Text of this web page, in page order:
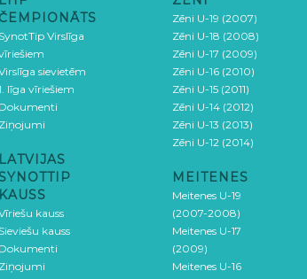
SynotTip Virslīga
sievietēm
līga vīriešiem
Dokumenti
Ziņojumi
LATVIJAS
SYNOTTIP
KAUSS
kauss
Sieviešu kauss
Dokumenti
Ziņojumi
Zēni U-19 (2007)
Zēni U-18 (2008)
Zēni U-17 (2009)
Zēni U-16 (2010)
Zēni U-15 (2011)
Zēni U-14 (2012)
Zēni U-13 (2013)
Zēni U-12 (2014)
MEITENES
Meitenes U-19
(2007-2008)
Meitenes U-17
(2009)
Meitenes U-16